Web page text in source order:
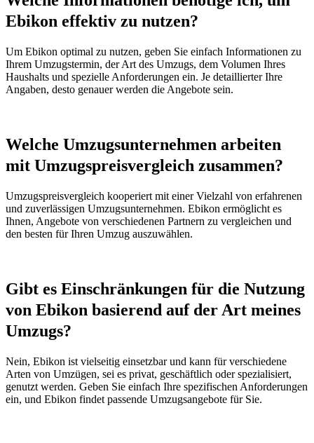
Ebikon effektiv zu nutzen?
Um Ebikon optimal zu nutzen, geben Sie einfach Informationen zu
Ihrem Umzugstermin, der Art des Umzugs, dem Volumen Ihres
Haushalts und spezielle Anforderungen ein. Je detaillierter Ihre
Angaben, desto genauer werden die Angebote sein.
Welche Umzugsunternehmen arbeiten
mit Umzugspreisvergleich zusammen?
Umzugspreisvergleich kooperiert mit einer Vielzahl von erfahrenen
und zuverlässigen Umzugsunternehmen. Ebikon ermöglicht es
Ihnen, Angebote von verschiedenen Partnern zu vergleichen und
den besten für Ihren Umzug auszuwählen.
Gibt es Einschränkungen für die Nutzung
von Ebikon basierend auf der Art meines
Umzugs?
Nein, Ebikon ist vielseitig einsetzbar und kann für verschiedene
Arten von Umzügen, sei es privat, geschäftlich oder spezialisiert,
genutzt werden. Geben Sie einfach Ihre spezifischen Anforderungen
ein, und Ebikon findet passende Umzugsangebote für Sie.